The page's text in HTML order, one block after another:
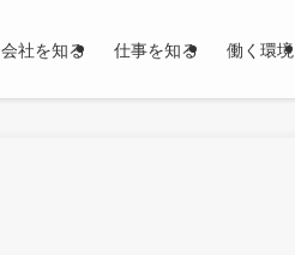
会社を知る 仕事を知る 働く環境